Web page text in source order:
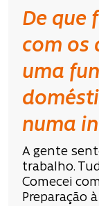
De que
com os
uma
numa
A gente
trabalho.
Comecei
Preparação